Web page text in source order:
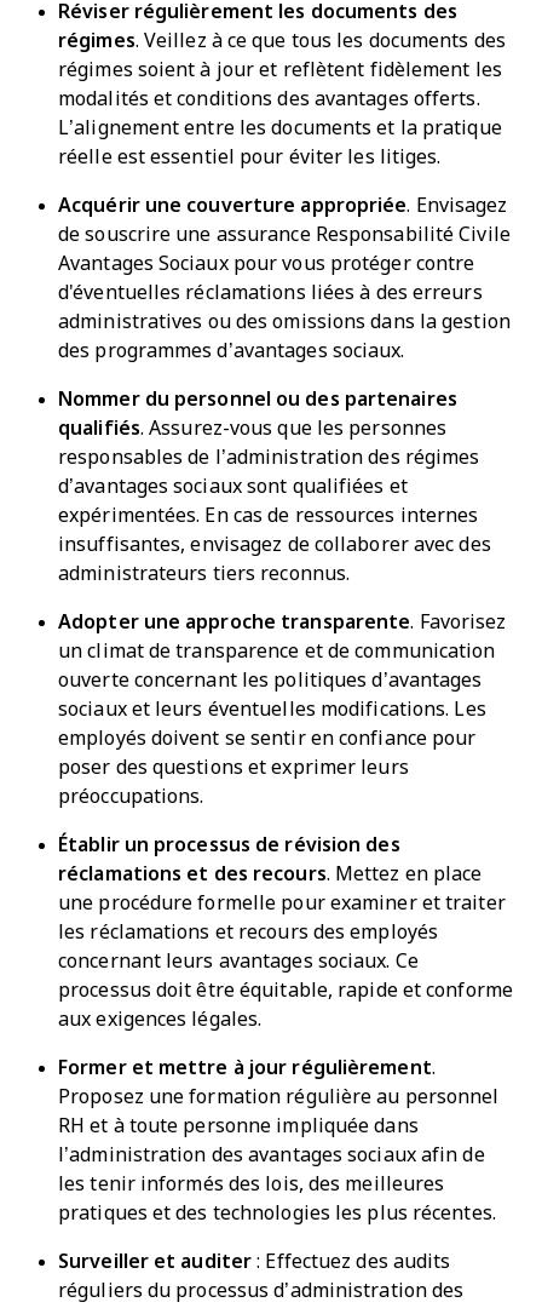
Réviser régulièrement les documents des
régimes. Veillez à ce que tous les documents des
régimes soient à jour et reflètent fidèlement les
modalités et conditions des avantages offerts.
L’alignement entre les documents et la pratique
réelle est essentiel pour éviter les litiges.
Acquérir une couverture appropriée. Envisagez
de souscrire une assurance Responsabilité Civile
Avantages Sociaux pour vous protéger contre
d'éventuelles réclamations liées à des erreurs
administratives ou des omissions dans la gestion
des programmes d’avantages sociaux.
Nommer du personnel ou des partenaires
qualifiés. Assurez-vous que les personnes
responsables de l’administration des régimes
d’avantages sociaux sont qualifiées et
expérimentées. En cas de ressources internes
insuffisantes, envisagez de collaborer avec des
administrateurs tiers reconnus.
Adopter une approche transparente. Favorisez
un climat de transparence et de communication
ouverte concernant les politiques d’avantages
sociaux et leurs éventuelles modifications. Les
employés doivent se sentir en confiance pour
poser des questions et exprimer leurs
préoccupations.
Établir un processus de révision des
réclamations et des recours. Mettez en place
une procédure formelle pour examiner et traiter
les réclamations et recours des employés
concernant leurs avantages sociaux. Ce
processus doit être équitable, rapide et conforme
aux exigences légales.
Former et mettre à jour régulièrement.
Proposez une formation régulière au personnel
RH et à toute personne impliquée dans
l’administration des avantages sociaux afin de
les tenir informés des lois, des meilleures
pratiques et des technologies les plus récentes.
Surveiller et auditer : Effectuez des audits
réguliers du processus d’administration des